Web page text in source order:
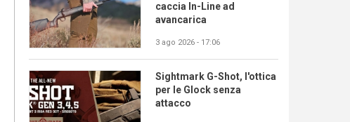
caccia In-Line ad
avancarica
3 ago 2026 - 17:06
Sightmark G-Shot, l'ottica
per le Glock senza
attacco